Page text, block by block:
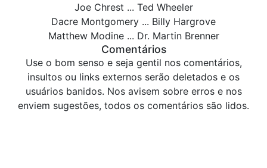
Joe Chrest ... Ted Wheeler
Dacre Montgomery ... Billy Hargrove
Matthew Modine ... Dr. Martin Brenner
Comentários
Use o bom senso e seja gentil nos comentários,
insultos ou links externos serão deletados e os
usuários banidos. Nos avisem sobre erros e nos
enviem sugestões, todos os comentários são lidos.